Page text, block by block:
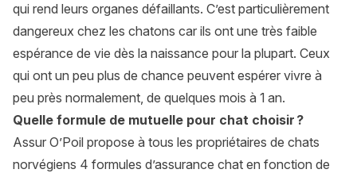
qui rend leurs organes défaillants. C’est particulièrement
dangereux chez les chatons car ils ont une très faible
espérance de vie dès la naissance pour la plupart. Ceux
qui ont un peu plus de chance peuvent espérer vivre à
peu près normalement, de quelques mois à 1 an.
Quelle formule de mutuelle pour chat choisir ?
Assur O’Poil propose à tous les propriétaires de chats
norvégiens 4 formules d’assurance chat en fonction de